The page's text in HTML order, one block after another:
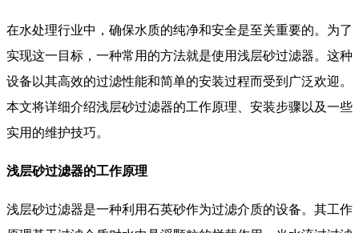
在水处理行业中，确保水质的纯净和安全是至关重要的。为了
实现这一目标，一种常用的方法就是使用浅层砂过滤器。这种
设备以其高效的过滤性能和简单的安装过程而受到广泛欢迎。
本文将详细介绍浅层砂过滤器的工作原理、安装步骤以及一些
实用的维护技巧。
浅层砂过滤器的工作原理
浅层砂过滤器是一种利用石英砂作为过滤介质的设备。其工作